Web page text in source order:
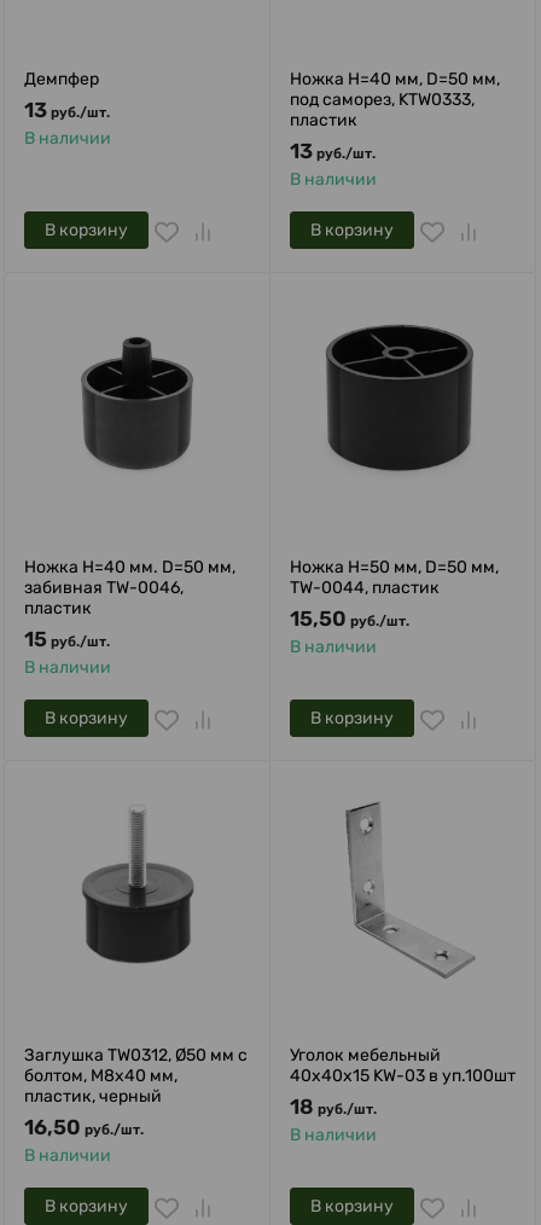
Демпфер
13 руб./шт.
В наличии
В корзину
Ножка H=40 мм, D=50 мм,
под саморез, KTW0333,
пластик
13 руб./шт.
В наличии
В корзину
Ножка H=40 мм. D=50 мм,
забивная TW-0046,
пластик
15 руб./шт.
В наличии
В корзину
Ножка H=50 мм, D=50 мм,
TW-0044, пластик
15,50 руб./шт.
В наличии
В корзину
Заглушка TW0312, Ø50 мм c
болтом, M8x40 мм,
пластик, черный
16,50 руб./шт.
В наличии
В корзину
Уголок мебельный
40х40х15 KW-03 в уп.100шт
18 руб./шт.
В наличии
В корзину